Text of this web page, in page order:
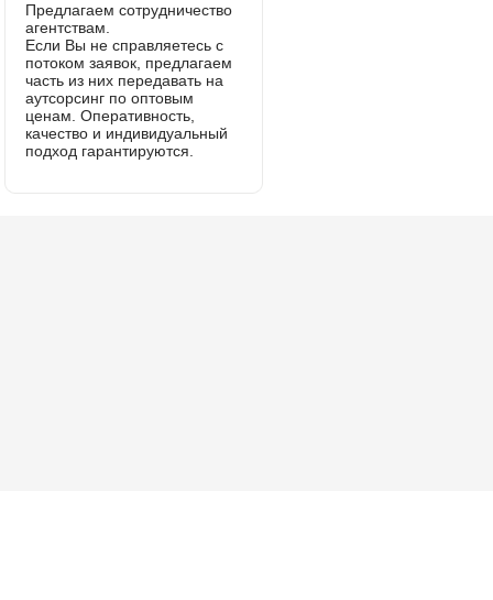
Предлагаем сотрудничество
агентствам.
Если Вы не справляетесь с
потоком заявок, предлагаем
часть из них передавать на
аутсорсинг по оптовым
ценам. Оперативность,
качество и индивидуальный
подход гарантируются.